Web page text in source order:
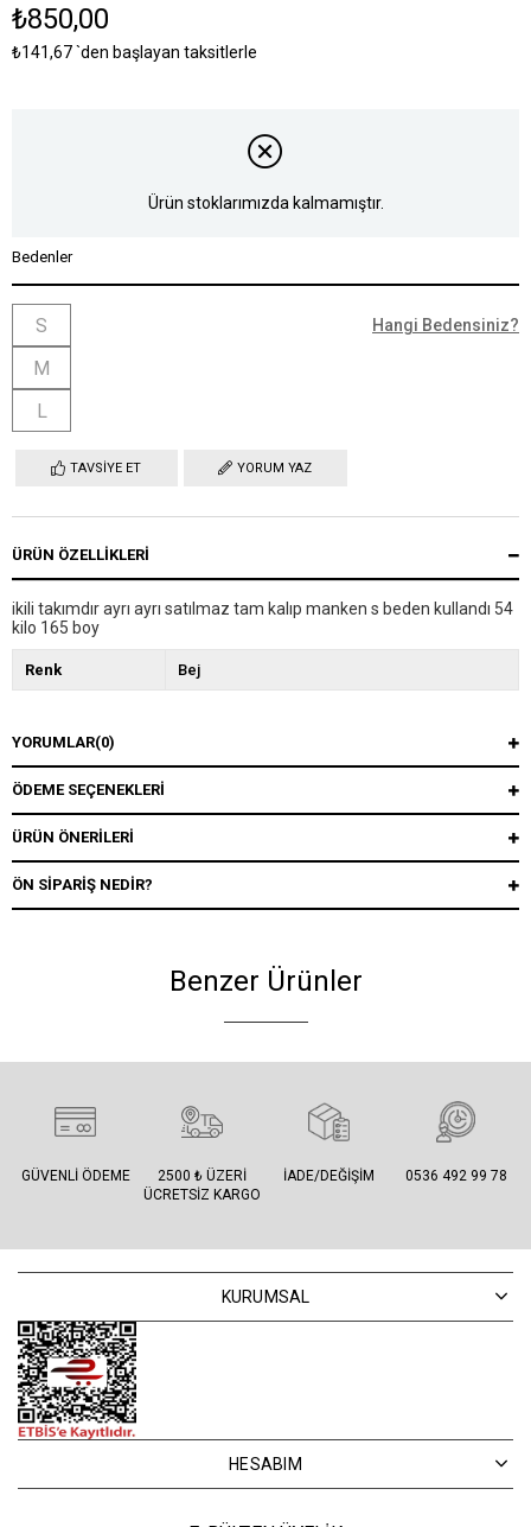
₺850,00
₺141,67`den başlayan taksitlerle
Ürün stoklarımızda kalmamıştır.
Bedenler
S
M
L
Hangi Bedensiniz?
TAVSIYE ET YORUM YAZ
ÜRÜN ÖZELLIKLERI
ikili takımdır ayrı ayrı satılmaz tam kalıp manken s beden kullandı 54
kilo 165 boy
Renk Bej
YORUMLAR(0)
ÖDEME SEÇENEKLERI
ÜRÜN ÖNERILERI
ÖN SIPARIŞ NEDIR?
Benzer Ürünler
GÜVENLI ÖDEME
2500 ₺ ÜZERI
ÜCRETSIZ KARGO
İADE/DEĞIŞIM 0536 492 99 78
KURUMSAL
HESABIM